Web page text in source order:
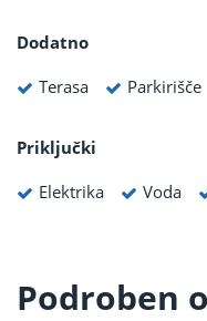
Dodatno
Terasa
Parkirišče
Priključki
Elektrika
Voda
Podroben